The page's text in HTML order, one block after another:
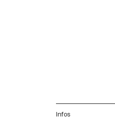
Infos